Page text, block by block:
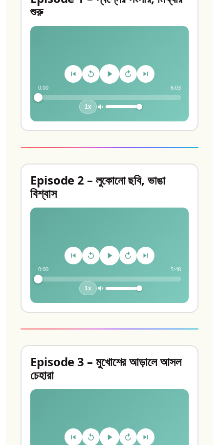
শুরু
0:00 6:03
1x
Episode 2 – লুকোনো ছবি, ভাঙা
বিশ্বাস
0:00 5:48
1x
Episode 3 – মুখোশের আড়ালে আসল
চেহারা